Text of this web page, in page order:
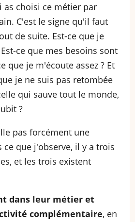
as choisi ce métier par
C'est le signe qu'il faut
de suite. Est-ce que je
ce que mes besoins sont
que je m'écoute assez ? Et
je ne suis pas retombée
qui sauve tout le monde,
?
pas forcément une
ce que j'observe, il y a trois
et les trois existent
dans leur métier et
complémentaire, en